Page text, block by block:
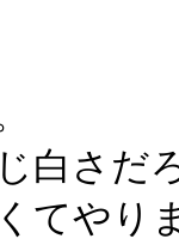
白さだ
てやり